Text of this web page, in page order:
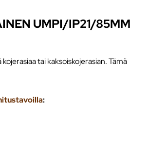
UMPI/IP21/85MM
tai kaksoiskojerasian. Tämä
: